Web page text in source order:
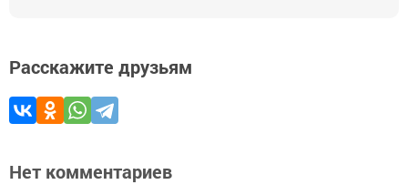
Расскажите друзьям
Нет комментариев